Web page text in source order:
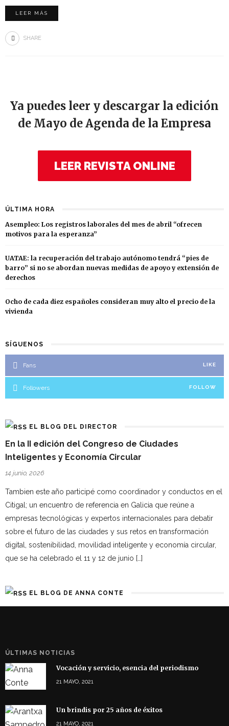
LEER MÁS
SHARE
Ya puedes leer y descargar la edición
de Mayo de Agenda de la Empresa
LEER REVISTA ONLINE
ÚLTIMA HORA
Asempleo: Los registros laborales del mes de abril “ofrecen
motivos para la esperanza”
UATAE: la recuperación del trabajo autónomo tendrá “pies de
barro” si no se abordan nuevas medidas de apoyo y extensión de
derechos
Ocho de cada diez españoles consideran muy alto el precio de la
vivienda
SÍGUENOS
Fans LIKE
Followers FOLLOW
EL BLOG DEL DIRECTOR
En la II edición del Congreso de Ciudades
Inteligentes y Economía Circular
14 junio, 2026
Tambien este año participé como coordinador y conductos en el
Citigal; un encuentro de referencia en Galicia que reúne a
empresas tecnológicas y expertos internacionales para debatir
sobre el futuro de las ciudades y sus retos en transformación
digital, sostenibilidad, movilidad inteligente y economía circular,
que se ha celebrado el 11 y 12 de junio […]
EL BLOG DE ANNA CONTE
ÚLTIMAS NOTICIAS
Vocación y servicio, esencia del periodismo
21 MAYO, 2021
Un brindis por 25 años de éxitos
21 MAYO, 2021